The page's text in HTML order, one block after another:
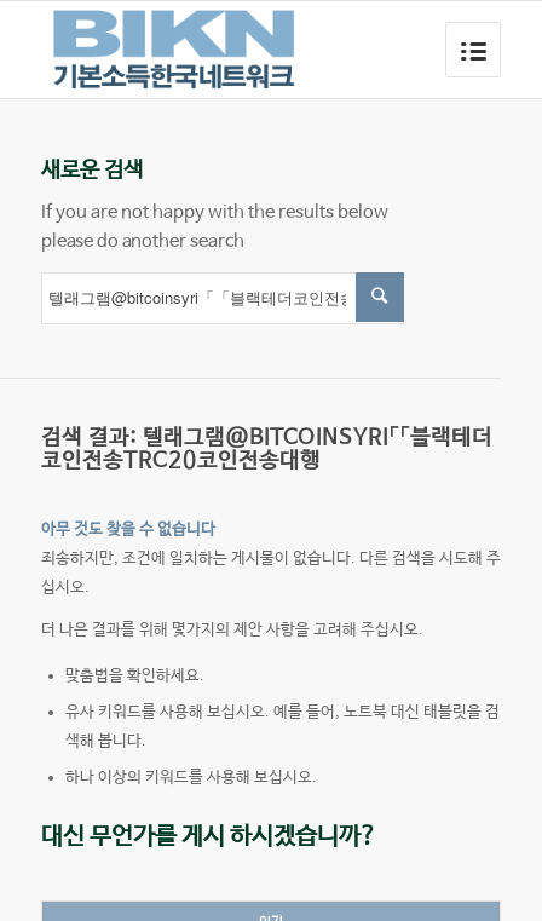
새로운 검색
If you are not happy with the results below
please do another search
검색 결과: 텔래그램@BITCOINSYRI「「블랙테더
코인전송TRC20코인전송대행
아무 것도 찾을 수 없습니다
죄송하지만, 조건에 일치하는 게시물이 없습니다. 다른 검색을 시도해 주
십시오.
더 나은 결과를 위해 몇가지의 제안 사항을 고려해 주십시오.
맞춤법을 확인하세요.
유사 키워드를 사용해 보십시오. 예를 들어, 노트북 대신 태블릿을 검
색해 봅니다.
하나 이상의 키워드를 사용해 보십시오.
대신 무언가를 게시 하시겠습니까?